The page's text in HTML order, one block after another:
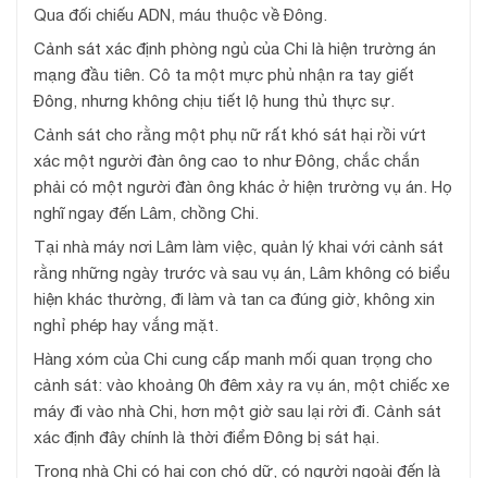
Qua đối chiếu ADN, máu thuộc về Đông.
Cảnh sát xác định phòng ngủ của Chi là hiện trường án
mạng đầu tiên. Cô ta một mực phủ nhận ra tay giết
Đông, nhưng không chịu tiết lộ hung thủ thực sự.
Cảnh sát cho rằng một phụ nữ rất khó sát hại rồi vứt
xác một người đàn ông cao to như Đông, chắc chắn
phải có một người đàn ông khác ở hiện trường vụ án. Họ
nghĩ ngay đến Lâm, chồng Chi.
Tại nhà máy nơi Lâm làm việc, quản lý khai với cảnh sát
rằng những ngày trước và sau vụ án, Lâm không có biểu
hiện khác thường, đi làm và tan ca đúng giờ, không xin
nghỉ phép hay vắng mặt.
Hàng xóm của Chi cung cấp manh mối quan trọng cho
cảnh sát: vào khoảng 0h đêm xảy ra vụ án, một chiếc xe
máy đi vào nhà Chi, hơn một giờ sau lại rời đi. Cảnh sát
xác định đây chính là thời điểm Đông bị sát hại.
Trong nhà Chi có hai con chó dữ, có người ngoài đến là